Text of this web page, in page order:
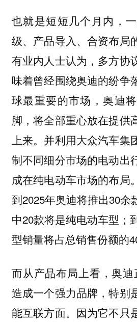
也就是短短几个月内，
级、产品导入、合资布局
有业内人士认为，多方协
味着曾经围绕奥迪的纷争
球最重要的市场，奥迪
脚，将全部重心放在提供
上来。并利用大众汽车集
制不同细分市场的电动出
成在纯电动车市场的布局
到2025年奥迪将推出30余
中20款将是纯电动车型；
型销量将占总销售份额的
而从产品布局上看，奥
造成一个强力品牌，特别
能互联方面。因为它不只